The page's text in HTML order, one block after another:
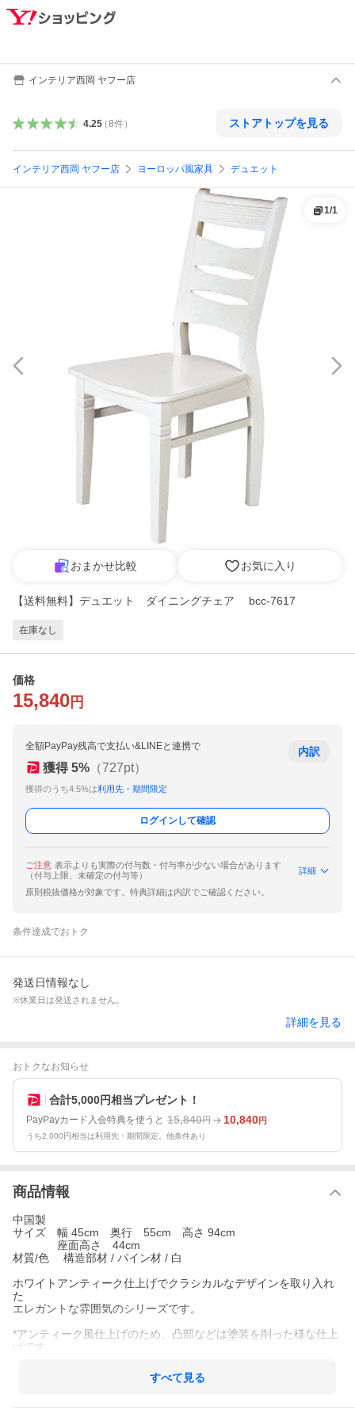
インテリア西岡 ヤフー店
4.25（8件） ストアトップを見る
インテリア西岡 ヤフー店 ヨーロッパ風家具 デュエット
1/1
おまかせ比較 お気に入り
【送料無料】デュエット ダイニングチェア bcc-7617
在庫なし
価格
15,840 円
全額PayPay残高で支払い&LINEと連携で
獲得 5% （727pt）
獲得のうち4.5%は利用先・期間限定
内訳
ログインして確認
ご注意 表示よりも実際の付与数・付与率が少ない場合があります
（付与上限、未確定の付与等）
詳細
原則税抜価格が対象です。特典詳細は内訳でご確認ください。
条件達成でおトク
発送日情報なし
※休業日は発送されません。
詳細を見る
おトクなお知らせ
合計5,000円相当プレゼント！
PayPayカード入会特典を使うと 15,840円 10,840円
うち2,000円相当は利用先・期間限定。他条件あり
商品情報
中国製
サイズ 幅 45cm 奥行 55cm 高さ 94cm
座面高さ 44cm
材質/色 構造部材 / パイン材 / 白
ホワイトアンティーク仕上げでクラシカルなデザインを取り入れ
た
エレガントな雰囲気のシリーズです。
*アンティーク風仕上げのため、凸部などは塗装を削った様な仕上
げです。
すべて見る